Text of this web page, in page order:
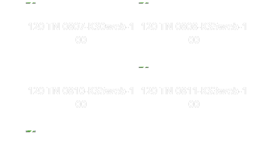
120 TN 0807-KS0web-1
00
120 TN 0808-KS5web-1
00
120 TN 0810-KS5web-1
00
120 TN 0811-KS3web-1
00